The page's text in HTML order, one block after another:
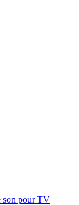
son pour TV